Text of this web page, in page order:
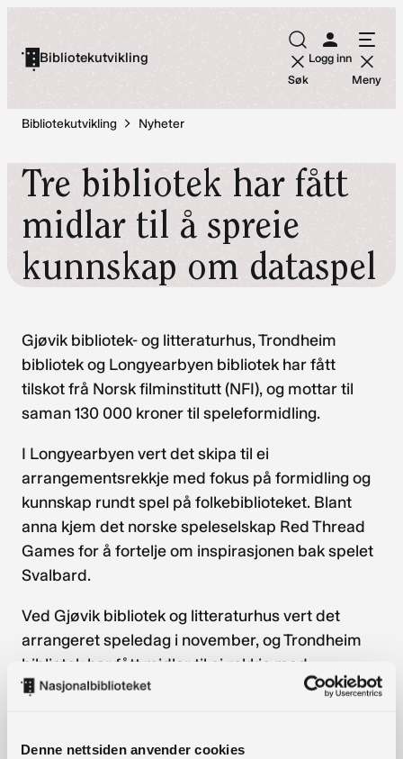
Denne nettsiden anvender cookies
innholdBibliotekutvikling
Søk
Logg inn
Meny
Bibliotekutvikling Nyheter
Tre bibliotek har fått
midlar til å spreie
kunnskap om dataspel
Gjøvik bibliotek- og litteraturhus, Trondheim
bibliotek og Longyearbyen bibliotek har fått
tilskot frå Norsk filminstitutt (NFI), og mottar til
saman 130 000 kroner til speleformidling.
I Longyearbyen vert det skipa til ei
arrangementsrekkje med fokus på formidling og
kunnskap rundt spel på folkebiblioteket. Blant
anna kjem det norske speleselskap Red Thread
Games for å fortelje om inspirasjonen bak spelet
Svalbard.
Ved Gjøvik bibliotek og litteraturhus vert det
arrangeret speledag i november, og Trondheim
bibliotek har fått midlar til ei rekkje med
spelerelaterte arrangement i løpet av hausten.